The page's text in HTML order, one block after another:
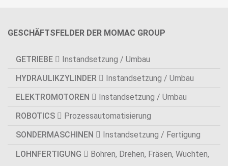
GESCHÄFTSFELDER DER MOMAC GROUP
GETRIEBE
Instandsetzung / Umbau
HYDRAULIKZYLINDER
Instandsetzung / Umbau
ELEKTROMOTOREN
Instandsetzung / Umbau
ROBOTICS
Prozessautomatisierung
SONDERMASCHINEN
Instandsetzung / Fertigung
LOHNFERTIGUNG
Bohren, Drehen, Fräsen, Wuchten,